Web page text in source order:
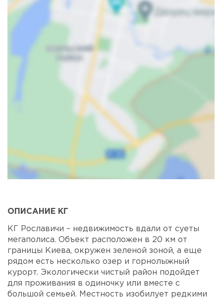
ОПИСАНИЕ КГ
КГ Рославичи – недвижимость вдали от суеты
мегаполиса. Объект расположен в 20 км от
границы Киева, окружен зеленой зоной, а еще
рядом есть несколько озер и горнолыжный
курорт. Экологически чистый район подойдет
для проживания в одиночку или вместе с
большой семьей. Местность изобилует редкими